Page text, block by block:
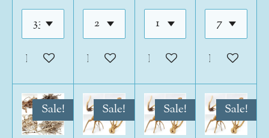
In den WarenkorbIn den WarenkorbIn den Warenkorb
In den
Sale! Sale! Sale! Sale!